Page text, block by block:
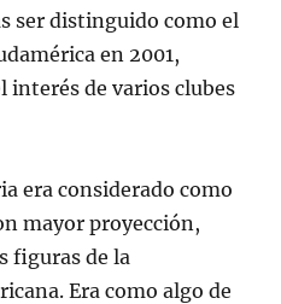
ser distinguido como el
en 2001,
interés de varios clubes
era considerado como
mayor proyección,
figuras de la
Era como algo de